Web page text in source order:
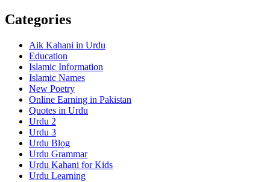
Categories
Aik Kahani in Urdu
Education
Islamic Information
Islamic Names
New Poetry
Online Earning in Pakistan
Quotes in Urdu
Urdu 2
Urdu 3
Urdu Blog
Urdu Grammar
Urdu Kahani for Kids
Urdu Learning